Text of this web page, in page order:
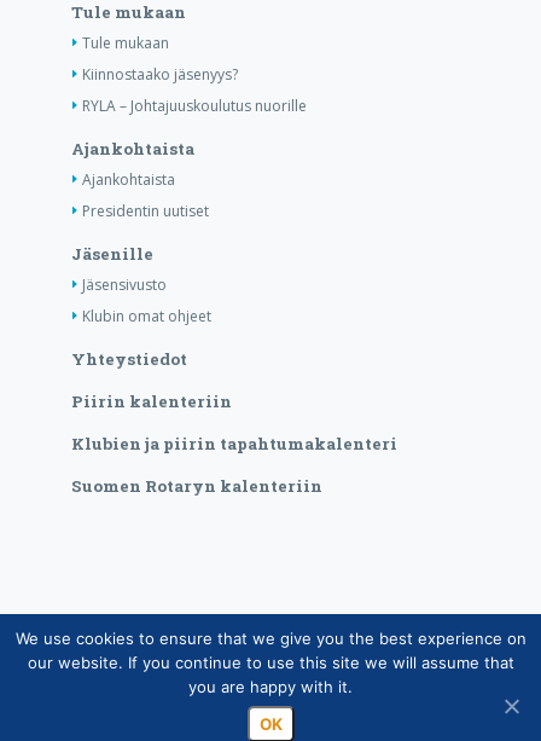
Tule mukaan
Tule mukaan
Kiinnostaako jäsenyys?
RYLA – Johtajuuskoulutus nuorille
Ajankohtaista
Ajankohtaista
Presidentin uutiset
Jäsenille
Jäsensivusto
Klubin omat ohjeet
Yhteystiedot
Piirin kalenteriin
Klubien ja piirin tapahtumakalenteri
Suomen Rotaryn kalenteriin
Copyright © Suomen Rotarypalvelu ry 2026 |
Jäsentietojärjestelmän tietosuojaseloste|Henkilötietojen
käsittely Rotarytoiminnassa
We use cookies to ensure that we give you the best experience on
our website. If you continue to use this site we will assume that
you are happy with it.
OK